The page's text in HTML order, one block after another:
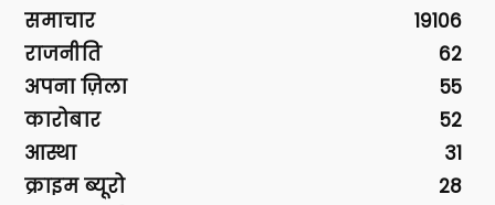
समाचार
19106
राजनीति
62
अपना ज़िला
55
कारोबार
52
आस्था
31
क्राइम ब्यूरो
28